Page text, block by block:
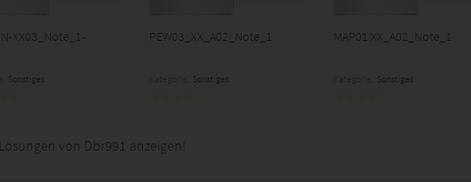
XX03_Note_1-
Sonstiges
PEW03_XX_A02_Note_1
Sonstiges
MAP01 XX_A02_Note_1
Sonstiges
von Dbr991 anzeigen!